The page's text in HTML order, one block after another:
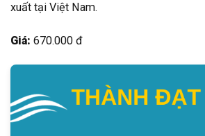
xuất tại Việt Nam.
Giá: 670.000 đ